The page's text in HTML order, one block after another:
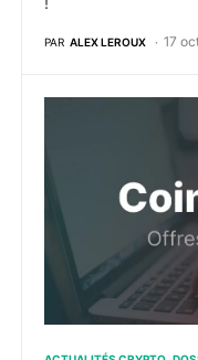
PAR ALEX LEROUX 17